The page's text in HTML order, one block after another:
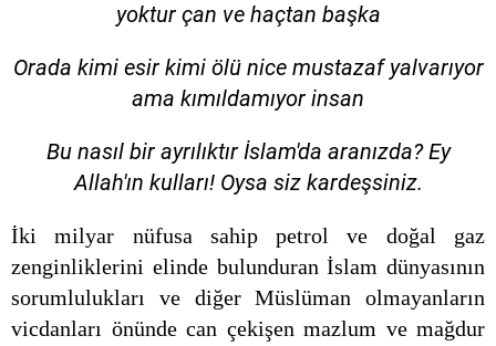
yoktur çan ve haçtan başka
Orada kimi esir kimi ölü nice mustazaf yalvarıyor
ama kımıldamıyor insan
Bu nasıl bir ayrılıktır İslam'da aranızda? Ey
Allah'ın kulları! Oysa siz kardeşsiniz.
İki milyar nüfusa sahip petrol ve doğal gaz
zenginliklerini elinde bulunduran İslam dünyasının
sorumlulukları ve diğer Müslüman olmayanların
vicdanları önünde can çekişen mazlum ve mağdur